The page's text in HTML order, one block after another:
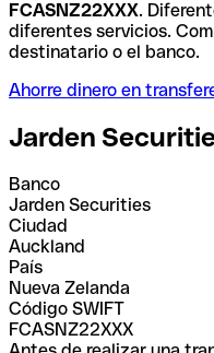
FCASNZ22XXX.
diferentes servicios.
destinatario o el banco.
Ahorre dinero en
Jarden
Banco
Jarden Securities
Ciudad
Auckland
País
Nueva Zelanda
Código SWIFT
FCASNZ22XXX